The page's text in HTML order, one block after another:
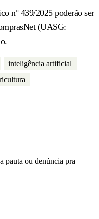
nº 439/2025 poderão ser
(UASG:
inteligência artificial
pauta ou denúncia pra